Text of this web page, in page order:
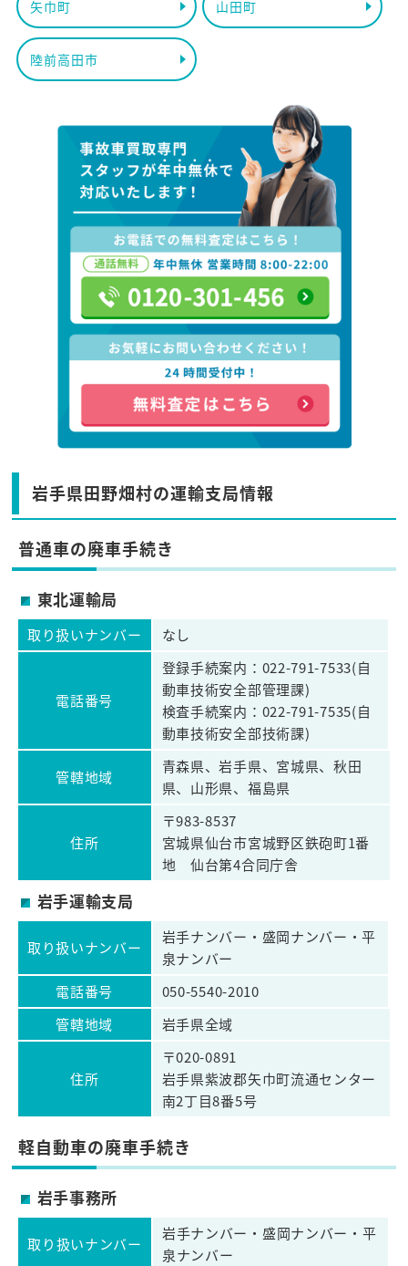
矢巾町 山田町
陸前高田市
岩手県田野畑村の運輸支局情報
普通車の廃車手続き
東北運輸局
取り扱いナンバー なし
電話番号
登録手続案内：022-791-7533(自
動車技術安全部管理課)
検査手続案内：022-791-7535(自
動車技術安全部技術課)
管轄地域
青森県、岩手県、宮城県、秋田
県、山形県、福島県
住所
〒983-8537
宮城県仙台市宮城野区鉄砲町1番
地 仙台第4合同庁舎
岩手運輸支局
取り扱いナンバー
岩手ナンバー・盛岡ナンバー・平
泉ナンバー
電話番号
050-5540-2010
管轄地域
岩手県全域
住所
〒020-0891
岩手県紫波郡矢巾町流通センター
南2丁目8番5号
軽自動車の廃車手続き
岩手事務所
取り扱いナンバー
岩手ナンバー・盛岡ナンバー・平
泉ナンバー